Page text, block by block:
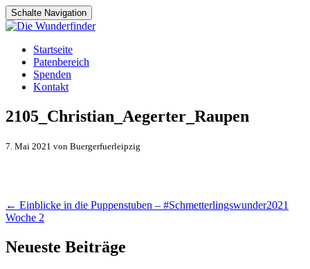
Schalte Navigation
Zum
Inhalt
springen
Startseite
Patenbereich
Spenden
Kontakt
2105_Christian_Aegerter_Raupen
7. Mai 2021 von Buergerfuerleipzig
Artikel-
Navigation
← Einblicke in die Puppenstuben – #Schmetterlingswunder2021
Woche 2
Neueste Beiträge